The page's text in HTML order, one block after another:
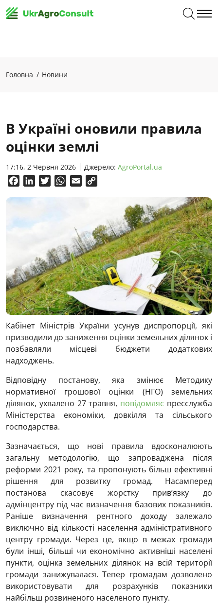
Головна Новини
В Україні оновили правила
оцінки землі
17:16, 2 Червня 2026 Джерело: AgroPortal.ua
FacebookLinkedInTwitterWhatsApp
Email
Кабінет Міністрів України усунув диспропорції, які
призводили до заниження оцінки земельних ділянок і
позбавляли місцеві бюджети додаткових
надходжень.
Відповідну постанову, яка змінює Методику
нормативної грошової оцінки (НГО) земельних
ділянок, ухвалено 27 травня, повідомляє пресслужба
Міністерства економіки, довкілля та сільського
господарства.
Зазначається, що нові правила вдосконалюють
загальну методологію, що запроваджена після
реформи 2021 року, та пропонують більш ефективні
рішення для розвитку громад. Насамперед
постанова скасовує жорстку прив’язку до
адмінцентру під час визначення базових показників.
Раніше визначення рентного доходу залежало
виключно від кількості населення адміністративного
центру громади. Через це, якщо в межах громади
були інші, більші чи економічно активніші населені
пункти, оцінка земельних ділянок на всій території
громади занижувалася. Тепер громадам дозволено
використовувати для розрахунків показники
найбільш розвиненого населеного пункту.